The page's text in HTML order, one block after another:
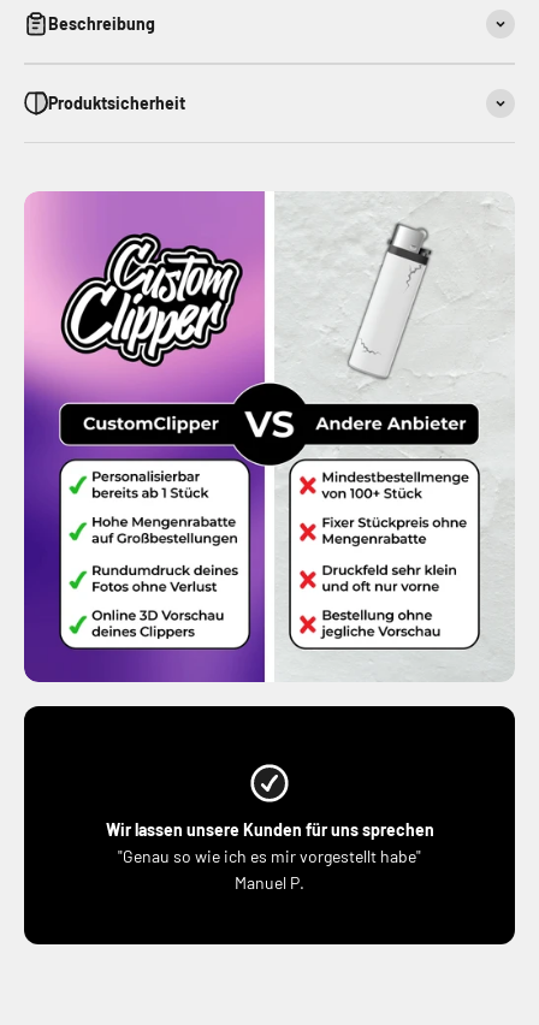
Beschreibung
Produktsicherheit
Wir lassen unsere Kunden für uns sprechen
"Genau so wie ich es mir vorgestellt habe"
Manuel P.